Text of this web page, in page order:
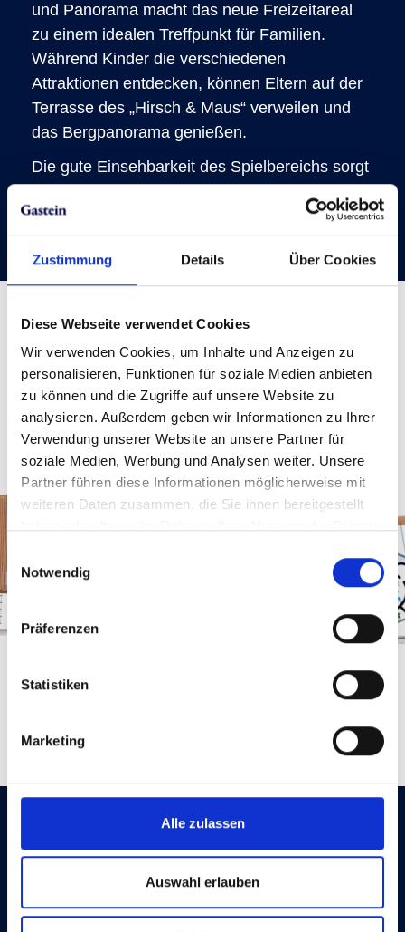
Zustimmung Details Über Cookies
Diese Webseite verwendet Cookies
Wir verwenden Cookies, um Inhalte und Anzeigen zu
personalisieren, Funktionen für soziale Medien anbieten
zu können und die Zugriffe auf unsere Website zu
analysieren. Außerdem geben wir Informationen zu Ihrer
Verwendung unserer Website an unsere Partner für
soziale Medien, Werbung und Analysen weiter. Unsere
Partner führen diese Informationen möglicherweise mit
weiteren Daten zusammen, die Sie ihnen bereitgestellt
Notwendig
Präferenzen
Statistiken
Marketing
Alle zulassen
Auswahl erlauben
und Panorama macht das neue Freizeitareal
zu einem idealen Treffpunkt für Familien.
Während Kinder die verschiedenen
Attraktionen entdecken, können Eltern auf der
Terrasse des „Hirsch & Maus“ verweilen und
das Bergpanorama genießen.
Die gute Einsehbarkeit des Spielbereichs sorgt
Aufenthalt auf der Schlossalm für Familien
noch entspannter und abwechslungsreicher.
Panorama-Schaukeln mit
Bergblick
Ein besonderes Highlight des neuen